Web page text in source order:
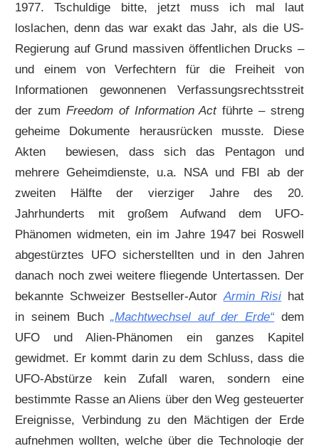
1977. Tschuldige bitte, jetzt muss ich mal laut
loslachen, denn das war exakt das Jahr, als die US-
Regierung auf Grund massiven öffentlichen Drucks –
und einem von Verfechtern für die Freiheit von
Informationen gewonnenen Verfassungsrechtsstreit
der zum Freedom of Information Actführte – streng
geheime Dokumente herausrücken musste. Diese
Akten bewiesen, dass sich das Pentagon und
mehrere Geheimdienste, u.a. NSA und FBI ab der
zweiten Hälfte der vierziger Jahre des 20.
Jahrhunderts mit großem Aufwand dem UFO-
Phänomen widmeten, ein im Jahre 1947 bei Roswell
abgestürztes UFO sicherstellten und in den Jahren
danach noch zwei weitere fliegende Untertassen. Der
bekannte Schweizer Bestseller-AutorArmin Risi hat
in seinem Buch„Machtwechsel auf der Erde“ dem
UFO und Alien-Phänomen ein ganzes Kapitel
gewidmet. Er kommt darin zu dem Schluss, dass die
UFO-Abstürze kein Zufall waren, sondern eine
bestimmte Rasse an Aliens über den Weg gesteuerter
Ereignisse, Verbindung zu den Mächtigen der Erde
aufnehmen wollten, welche über die Technologie der